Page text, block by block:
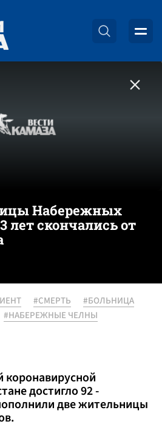
Набережных
лет скончались от
#СМЕРТЬ
#БОЛЬНИЦА
#НАБЕРЕЖНЫЕ ЧЕЛНЫ
коронавирусной
достигло 92 -
две жительницы